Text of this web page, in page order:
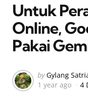
Untuk
Online,
Pakai
Posted
by
by Gylang
1 year ago
4